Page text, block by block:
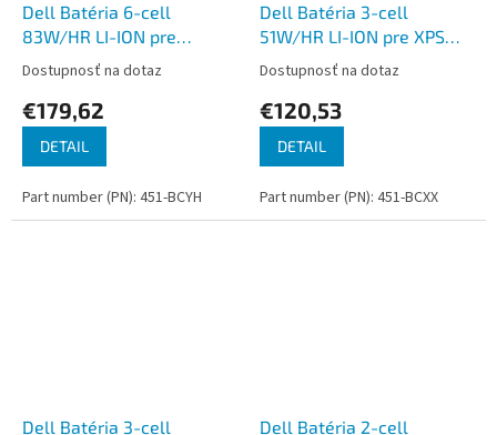
Dell Batéria 6-cell
83W/HR LI-ION pre
Precision 7670, 7680,
7770, 7780
Dostupnosť na dotaz
€179,62
DETAIL
Part number (PN): 451-BCYH
Dell Batéria 3-cell
51W/HR LI-ION pre XPS
9315
Dostupnosť na dotaz
€120,53
DETAIL
Part number (PN): 451-BCXX
Dell Batéria 3-cell
Dell Batéria 2-cell